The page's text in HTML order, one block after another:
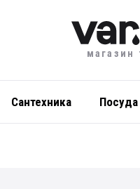
магазин
Сантехника Посуда